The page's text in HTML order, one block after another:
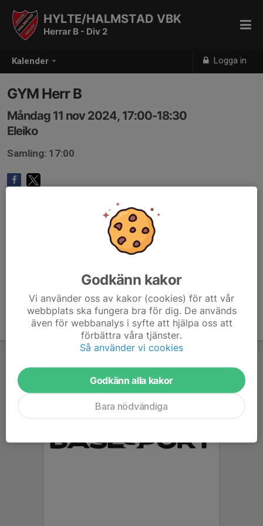
Kalender Logga in
HYLTE/HALMSTAD VBK
Herrar B - Div 2
GYM Herr B
Måndag 11 nov 2024, 17:00-18:30
Eleiko
Samling: 17:00
Godkänn kakor
Vi använder oss av kakor (cookies) för att vår
webbplats ska fungera bra för dig. De används
även för webbanalys i syfte att hjälpa oss att
förbättra våra tjänster.
Så använder vi cookies
Godkänn alla kakor
Bara nödvändiga